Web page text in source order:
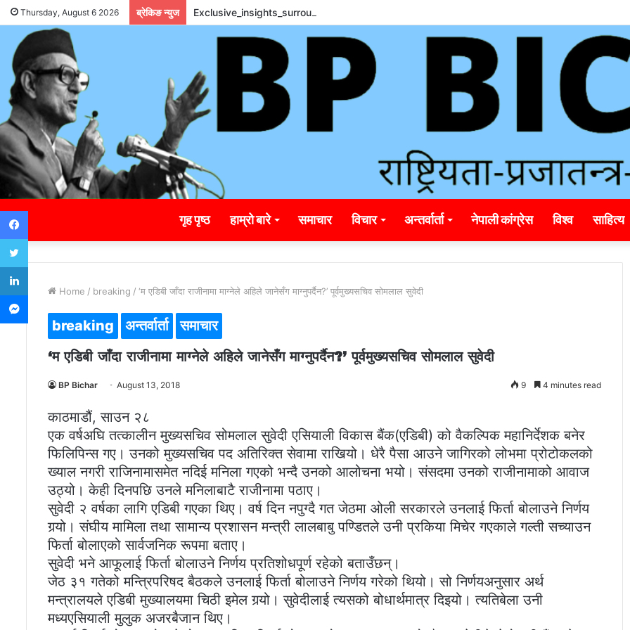
Thursday, August 6 2026 ब्रेकिङ न्युज Exclusive_insights_surrounding_rainbet_empower_informed_crypto_wagering_decision
गृह पृष्ठ हाम्रो बारे समाचार विचार अन्तर्वार्ता नेपाली कांग्रेस विश्व साहित्य
Home / breaking / ‘म एडिबी जाँदा राजीनामा माग्नेले अहिले जानेसँग माग्नुपर्दैन?’ पूर्वमुख्यसचिव सोमलाल सुवेदी
breaking अन्तर्वार्ता समाचार
‘म एडिबी जाँदा राजीनामा माग्नेले अहिले जानेसँग माग्नुपर्दैन?’ पूर्वमुख्यसचिव सोमलाल सुवेदी
BP Bichar August 13, 2018 9 4 minutes read
काठमाडौं, साउन २८
एक वर्षअघि तत्कालीन मुख्यसचिव सोमलाल सुवेदी एसियाली विकास बैंक(एडिबी) को वैकल्पिक महानिर्देशक बनेर
फिलिपिन्स गए। उनको मुख्यसचिव पद अतिरिक्त सेवामा राखियो। धेरै पैसा आउने जागिरको लोभमा प्रोटोकलको
ख्याल नगरी राजिनामासमेत नदिई मनिला गएको भन्दै उनको आलोचना भयो। संसदमा उनको राजीनामाको आवाज
उठ्यो। केही दिनपछि उनले मनिलाबाटै राजीनामा पठाए।
सुवेदी २ वर्षका लागि एडिबी गएका थिए। वर्ष दिन नपुग्दै गत जेठमा ओली सरकारले उनलाई फिर्ता बोलाउने निर्णय
गर्‍यो। संघीय मामिला तथा सामान्य प्रशासन मन्त्री लालबाबु पण्डितले उनी प्रकिया मिचेर गएकाले गल्ती सच्याउन
फिर्ता बोलाएको सार्वजनिक रूपमा बताए।
सुवेदी भने आफूलाई फिर्ता बोलाउने निर्णय प्रतिशोधपूर्ण रहेको बताउँछन्।
जेठ ३१ गतेको मन्त्रिपरिषद बैठकले उनलाई फिर्ता बोलाउने निर्णय गरेको थियो। सो निर्णयअनुसार अर्थ
मन्त्रालयले एडिबी मुख्यालयमा चिठी इमेल गर्‍यो। सुवेदीलाई त्यसको बोधार्थमात्र दिइयो। त्यतिबेला उनी
मध्यएसियाली मुलुक अजरबैजान थिए।
Facebook
Twitter
LinkedIn
Messenger